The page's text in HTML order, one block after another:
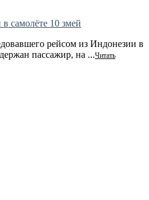
самолёте 10 змей
рейсом из Индонезии в
пассажир, на ...Читать